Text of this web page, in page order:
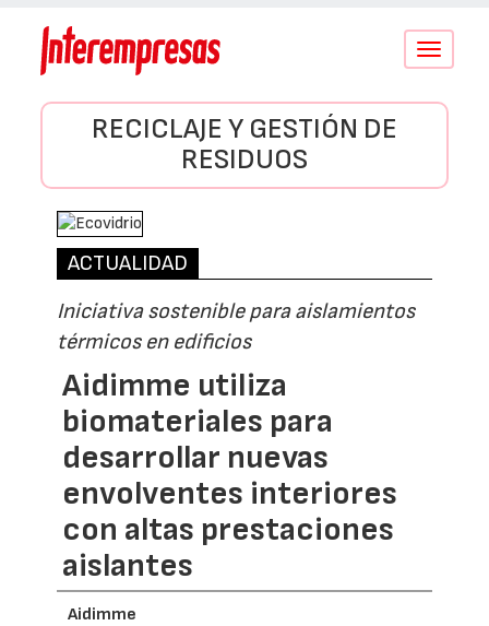
Conmutar
RECICLAJE Y GESTIÓN DE
RESIDUOS
ACTUALIDAD
Iniciativa sostenible para aislamientos
térmicos en edificios
Aidimme utiliza
biomateriales para
desarrollar nuevas
envolventes interiores
con altas prestaciones
aislantes
Aidimme